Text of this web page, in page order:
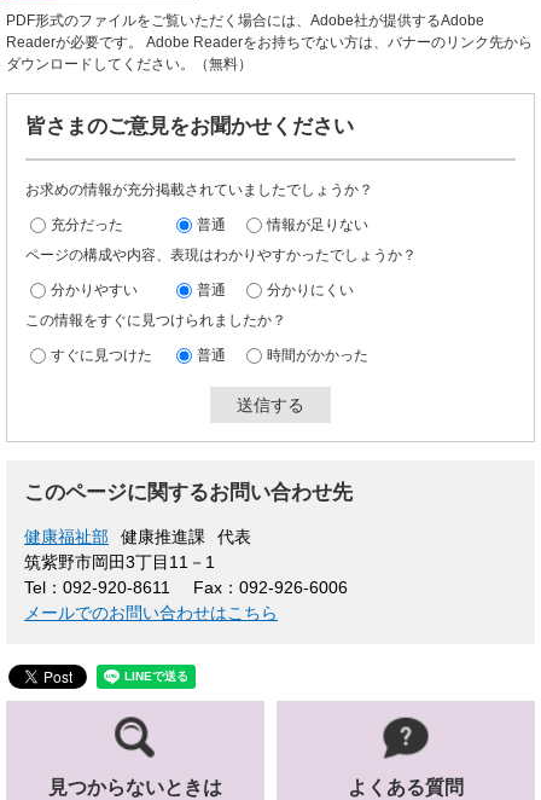
PDF形式のファイルをご覧いただく場合には、Adobe社が提供するAdobe
Readerが必要です。
Adobe Readerをお持ちでない方は、バナーのリンク先から
ダウンロードしてください。（無料）
皆さまのご意見をお聞かせください
お求めの情報が充分掲載されていましたでしょうか？
充分だった 普通
情報が足りない
ページの構成や内容、表現はわかりやすかったでしょうか？
分かりやすい 普通
分かりにくい
この情報をすぐに見つけられましたか？
すぐに見つけた 普通 時間がかかった
このページに関するお問い合わせ先
健康福祉部 健康推進課
代表
筑紫野市岡田3丁目11－1
Tel：092-920-8611
Fax：092-926-6006
メールでのお問い合わせはこちら
見つからないときは よくある質問